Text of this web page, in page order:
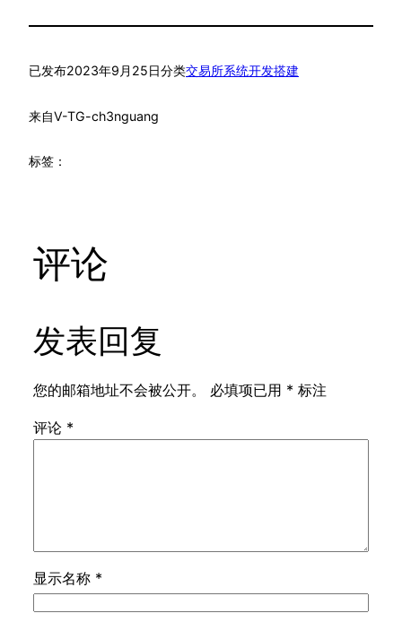
已发布2023年9月25日分类交易所系统开发搭建
来自V-TG-ch3nguang
标签：
评论
发表回复
您的邮箱地址不会被公开。 必填项已用 * 标注
评论 *
显示名称 *